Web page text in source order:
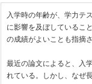
入学時の年齢が、学力テ
に影響を及ぼしているこ
の成績がよいことも指摘
最近の論文によると、入
れている。しかし、なぜ